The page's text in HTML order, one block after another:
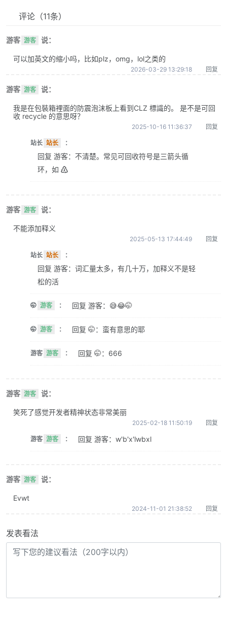
评论 （11条）
游客 游客 说：
可以加英文的缩小吗，比如plz，omg，lol之类的
2026-03-29 13:29:18 回复
游客 游客 说：
我是在包裝箱裡面的防震泡沫板上看到CLZ 標識的。 是不是可回
收 recycle 的意思呀？
2025-10-16 11:36:37 回复
站长 站长 ：
回复 游客：不清楚。常见可回收符号是三箭头循
环，如 ♴
游客 游客 说：
不能添加释义
2025-05-13 17:44:49 回复
站长 站长 ：
回复 游客：词汇量太多，有几十万，加释义不是轻
松的活
🤭 游客 ： 回复 游客：😅😂🤭
🤭 游客 ： 回复 🤭：蛮有意思的耶
游客 游客 ： 回复 🤭：666
游客 游客 说：
笑死了感觉开发者精神状态非常美丽
2025-02-18 11:50:19 回复
游客 游客 ： 回复 游客：w'b'x'lwbxl
游客 游客 说：
Evwt
2024-11-01 21:38:52 回复
发表看法